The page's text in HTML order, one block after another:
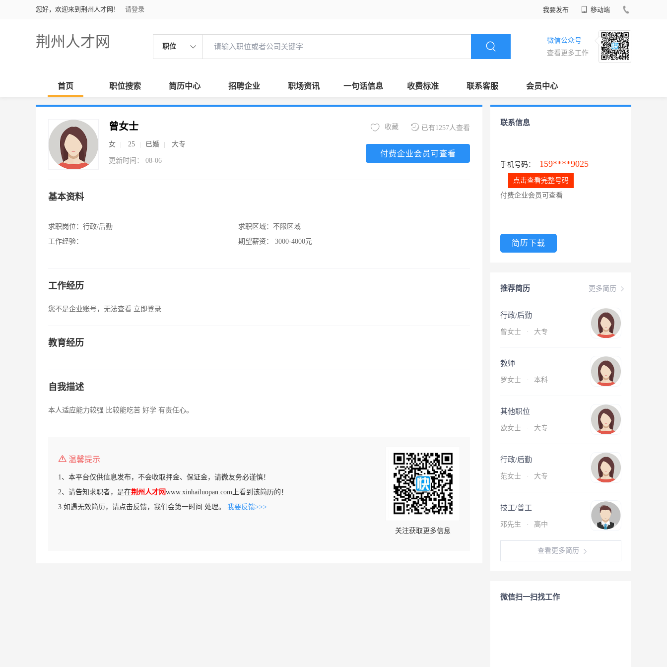
您好，欢迎来到荆州人才网！ 请登录 我要发布 移动端
荆州人才网 职位
微信公众号
查看更多工作
首页 职位搜索 简历中心 招聘企业 职场资讯 一句话信息 收费标准 联系客服 会员中心
曾女士
女 25 已婚 大专
更新时间： 08-06
已有1257人查看
收藏
付费企业会员可查看
基本资料
求职岗位： 行政/后勤
工作经验：
求职区域： 不限区域
期望薪资：
3000-4000元
工作经历
您不是企业账号，无法查看 立即登录
教育经历
自我描述
本人适应能力较强 比较能吃苦 好学 有责任心。
温馨提示
1、本平台仅供信息发布，不会收取押金、保证金，请微友务必谨慎！
2、请告知求职者，是在荆州人才网www.xinhailuopan.com上看到该简历的！
3.如遇无效简历，请点击反馈，我们会第一时间 处理。 我要反馈>>>
关注获取更多信息
联系信息
手机号码： 159****9025
点击查看完整号码
付费企业会员可查看
简历下载
更多简历
推荐简历
行政/后勤
曾女士 · 大专
教师
罗女士 · 本科
其他职位
欧女士 · 大专
行政/后勤
范女士 · 大专
技工/普工
邓先生 · 高中
查看更多简历
微信扫一扫找工作